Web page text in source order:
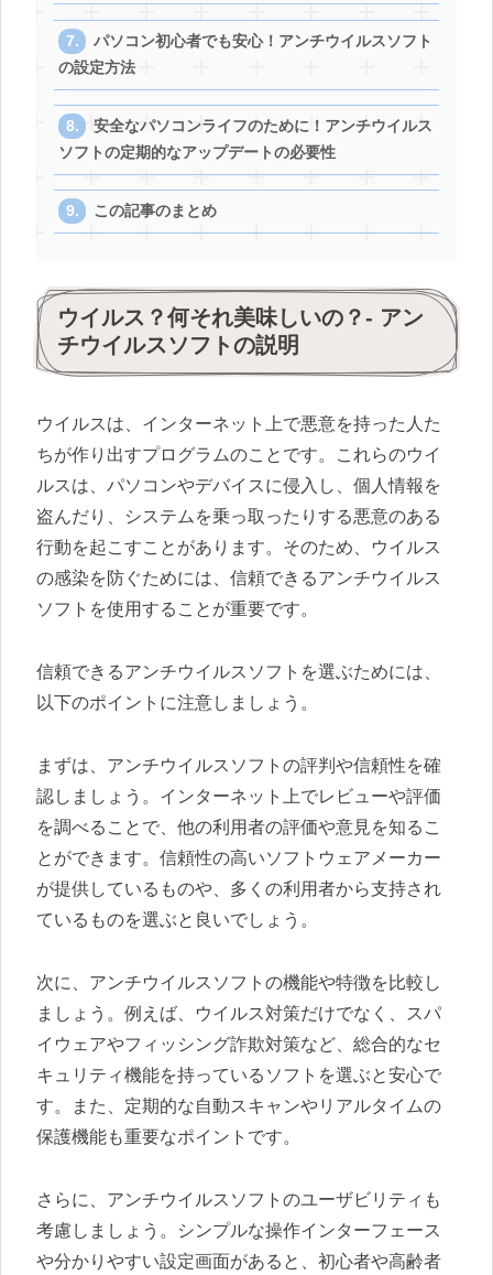
パソコン初心者でも安心！アンチウイルスソフト
の設定方法
安全なパソコンライフのために！アンチウイルス
ソフトの定期的なアップデートの必要性
この記事のまとめ
ウイルス？何それ美味しいの？- アン
チウイルスソフトの説明
ウイルスは、インターネット上で悪意を持った人た
ちが作り出すプログラムのことです。これらのウイ
ルスは、パソコンやデバイスに侵入し、個人情報を
盗んだり、システムを乗っ取ったりする悪意のある
行動を起こすことがあります。そのため、ウイルス
の感染を防ぐためには、信頼できるアンチウイルス
ソフトを使用することが重要です。
信頼できるアンチウイルスソフトを選ぶためには、
以下のポイントに注意しましょう。
まずは、アンチウイルスソフトの評判や信頼性を確
認しましょう。インターネット上でレビューや評価
を調べることで、他の利用者の評価や意見を知るこ
とができます。信頼性の高いソフトウェアメーカー
が提供しているものや、多くの利用者から支持され
ているものを選ぶと良いでしょう。
次に、アンチウイルスソフトの機能や特徴を比較し
ましょう。例えば、ウイルス対策だけでなく、スパ
イウェアやフィッシング詐欺対策など、総合的なセ
キュリティ機能を持っているソフトを選ぶと安心で
す。また、定期的な自動スキャンやリアルタイムの
保護機能も重要なポイントです。
さらに、アンチウイルスソフトのユーザビリティも
考慮しましょう。シンプルな操作インターフェース
や分かりやすい設定画面があると、初心者や高齢者